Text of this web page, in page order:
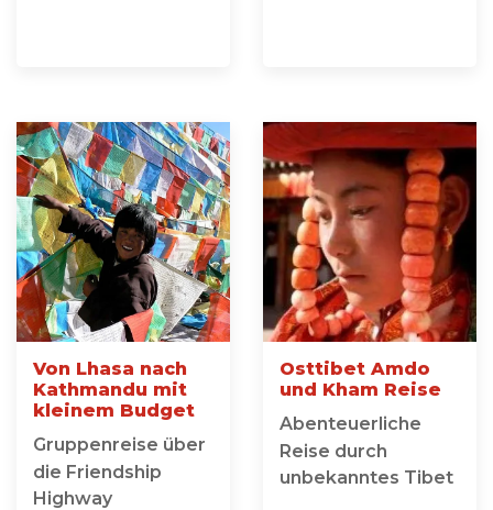
Von Lhasa nach
Kathmandu mit
kleinem Budget
Gruppenreise über
die Friendship
Highway
Osttibet Amdo
und Kham Reise
Abenteuerliche
Reise durch
unbekanntes Tibet